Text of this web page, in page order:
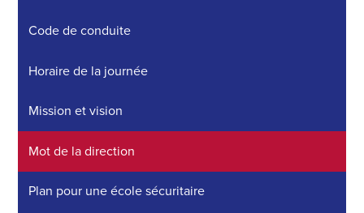
Code de conduite
Horaire de la journée
Mission et vision
Mot de la direction
Plan pour une école sécuritaire